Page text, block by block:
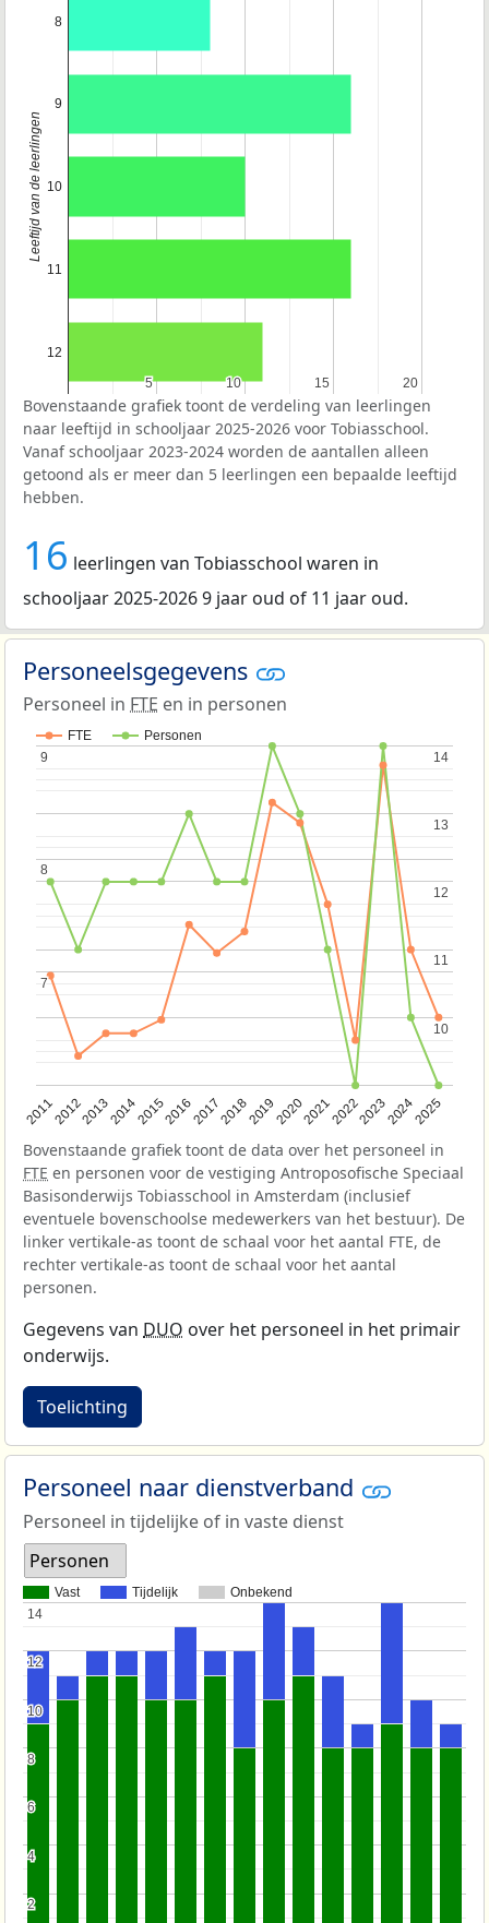
5
5 10
10 15
15 20
20
8
9
10
11
12
Leeftijd van de leerlingen
Bovenstaande grafiek toont de verdeling van leerlingen
naar leeftijd in schooljaar 2025-2026 voor Tobiasschool.
Vanaf schooljaar 2023-2024 worden de aantallen alleen
getoond als er meer dan 5 leerlingen een bepaalde leeftijd
hebben.
16 leerlingen van Tobiasschool waren in
schooljaar 2025-2026 9 jaar oud of 11 jaar oud.
Personeelsgegevens
Personeel in FTE en in personen
FTE Personen
201120122013201420152016201720182019202020212022202320242025
7
7
8
8
9
9
10
10
11
11
12
12
13
13
14
14
Bovenstaande grafiek toont de data over het personeel in
FTE en personen voor de vestiging Antroposofische Speciaal
Basisonderwijs Tobiasschool in Amsterdam (inclusief
eventuele bovenschoolse medewerkers van het bestuur). De
linker vertikale-as toont de schaal voor het aantal FTE, de
rechter vertikale-as toont de schaal voor het aantal
personen.
Gegevens van DUO over het personeel in het primair
onderwijs.
Toelichting
Personeel naar dienstverband
Personeel in tijdelijke of in vaste dienst
Personen
Vast Tijdelijk Onbekend
2
2
4
4
6
6
8
8
10
10
12
12
14
14